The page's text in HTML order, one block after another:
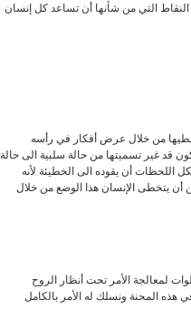
التي من شأنها أن تساعد كل إنسان
من خلال عرض أفكار في رأسه
قد غير تسميتها من حالة سلبية الى حالة
اللحظات أن يقوده الى الخطيئة لأنه
يتخطى الإنسان هذا الوضع من خلال
لمعالجة الأمر تحت أنظار الروح
هذه المحنة ونسلك له الأمر بالكامل